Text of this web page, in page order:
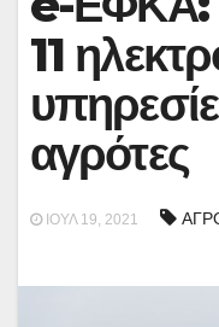
11
αγρότες
ΙΟΎΛ 19, 2021